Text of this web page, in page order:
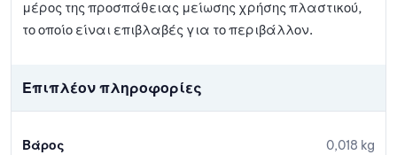
μέρος της προσπάθειας μείωσης χρήσης πλαστικού,
το οποίο είναι επιβλαβές για το περιβάλλον.
Επιπλέον πληροφορίες
Βάρος 0,018 kg